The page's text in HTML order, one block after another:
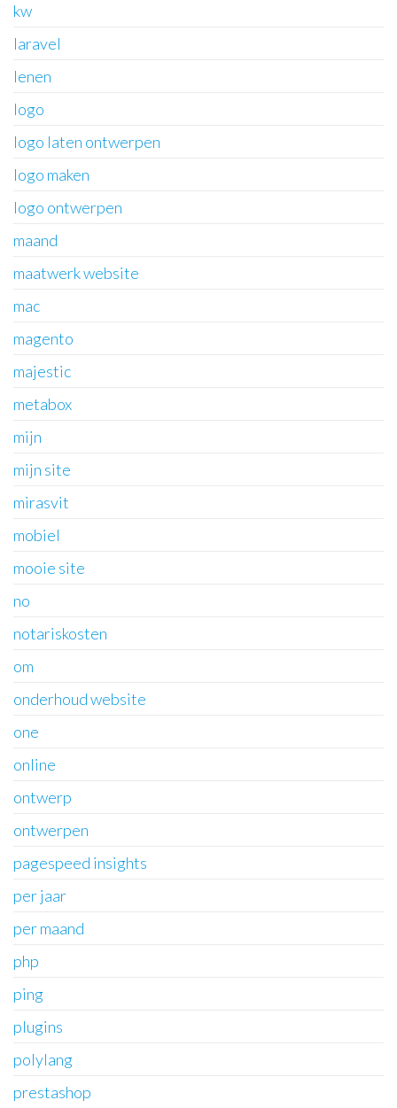
kw
laravel
lenen
logo
logo laten ontwerpen
logo maken
logo ontwerpen
maand
maatwerk website
mac
magento
majestic
metabox
mijn
mijn site
mirasvit
mobiel
mooie site
no
notariskosten
om
onderhoud website
one
online
ontwerp
ontwerpen
pagespeed insights
per jaar
per maand
php
ping
plugins
polylang
prestashop